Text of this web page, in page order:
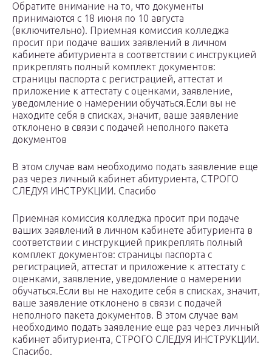
Обратите внимание на то, что документы
принимаются с 18 июня по 10 августа
(включительно). Приемная комиссия колледжа
просит при подаче ваших заявлений в личном
кабинете абитуриента в соответствии с инструкцией
прикреплять полный комплект документов:
страницы паспорта с регистрацией, аттестат и
приложение к аттестату с оценками, заявление,
уведомление о намерении обучаться.Если вы не
находите себя в списках, значит, ваше заявление
отклонено в связи с подачей неполного пакета
документов
В этом случае вам необходимо подать заявление еще
раз через личный кабинет абитуриента, СТРОГО
СЛЕДУЯ ИНСТРУКЦИИ. Спасибо
Приемная комиссия колледжа просит при подаче
ваших заявлений в личном кабинете абитуриента в
соответствии с инструкцией прикреплять полный
комплект документов: страницы паспорта с
регистрацией, аттестат и приложение к аттестату с
оценками, заявление, уведомление о намерении
обучаться.Если вы не находите себя в списках, значит,
ваше заявление отклонено в связи с подачей
неполного пакета документов. В этом случае вам
необходимо подать заявление еще раз через личный
кабинет абитуриента, СТРОГО СЛЕДУЯ ИНСТРУКЦИИ.
Спасибо.